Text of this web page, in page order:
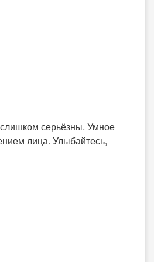
серьёзны. Умное
лица. Улыбайтесь,